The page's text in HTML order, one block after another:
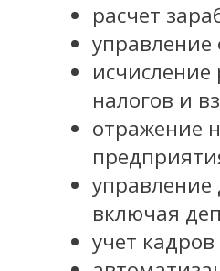
расчет
налогов и
отражение
включая
учет